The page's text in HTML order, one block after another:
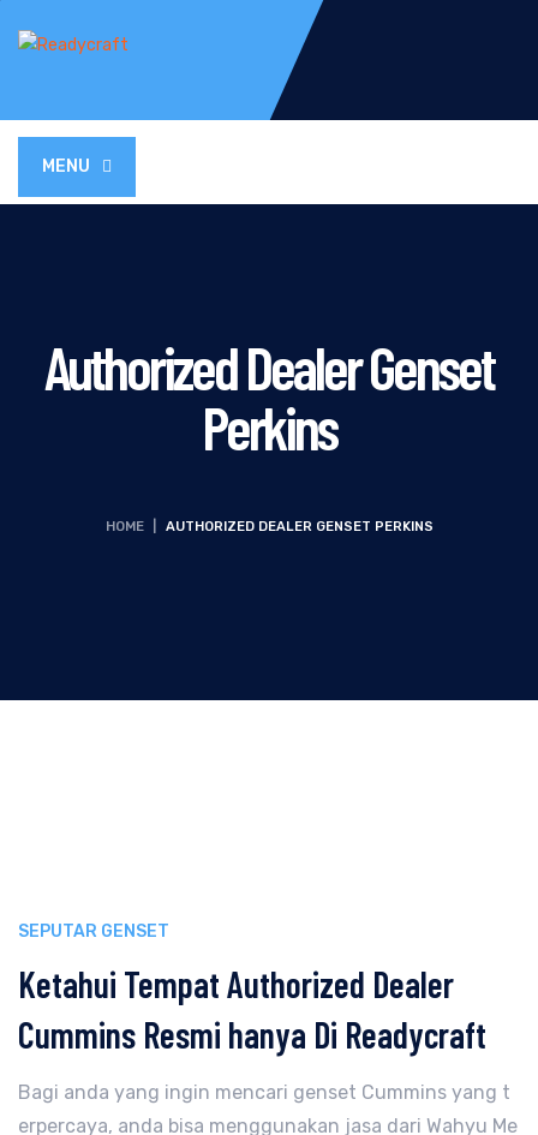
MENU
Authorized Dealer Genset
Perkins
HOME AUTHORIZED DEALER GENSET PERKINS
SEPUTAR GENSET
Ketahui Tempat Authorized Dealer
Cummins Resmi hanya Di Readycraft
Bagi anda yang ingin mencari genset Cummins yang t
erpercaya, anda bisa menggunakan jasa dari Wahyu Me